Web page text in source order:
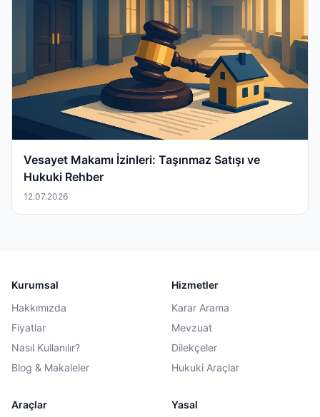
Vesayet Makamı İzinleri: Taşınmaz Satışı ve
Hukuki Rehber
12.07.2026
Kurumsal
Hakkımızda
Fiyatlar
Nasıl Kullanılır?
Blog & Makaleler
Hizmetler
Karar Arama
Mevzuat
Dilekçeler
Hukuki Araçlar
Araçlar Yasal